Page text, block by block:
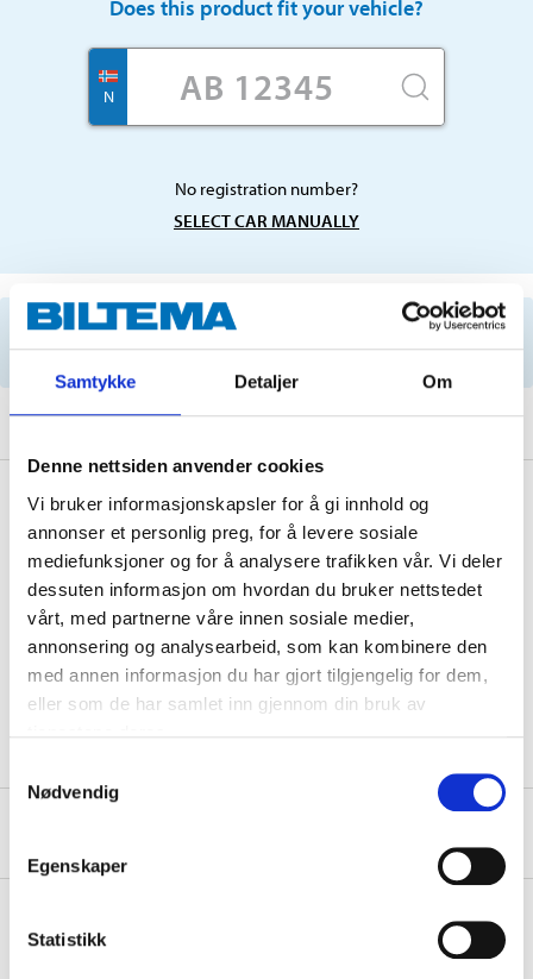
Samtykke Detaljer Om
Denne nettsiden anvender cookies
Vi bruker informasjonskapsler for å gi innhold og
annonser et personlig preg, for å levere sosiale
mediefunksjoner og for å analysere trafikken vår. Vi deler
dessuten informasjon om hvordan du bruker nettstedet
vårt, med partnerne våre innen sosiale medier,
annonsering og analysearbeid, som kan kombinere den
med annen informasjon du har gjort tilgjengelig for dem,
eller som de har samlet inn gjennom din bruk av
Nødvendig
Egenskaper
Statistikk
Does this product fit your vehicle?
N
No registration number?
SELECT CAR MANUALLY
Important information when searching for spare
parts by reg. number and service recommendations.
Description
Mounting kit for 2 wheels.